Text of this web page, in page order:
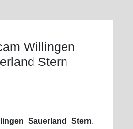
Willingen
Stern
Sauerland Stern.